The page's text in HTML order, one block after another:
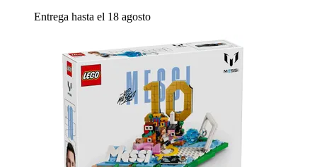
Entrega hasta el 18 agosto